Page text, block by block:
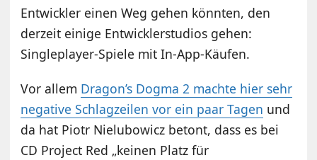
Entwickler einen Weg gehen könnten, den
derzeit einige Entwicklerstudios gehen:
Singleplayer-Spiele mit In-App-Käufen.
Vor allem Dragon’s Dogma 2 machte hier sehr
negative Schlagzeilen vor ein paar Tagen und
da hat Piotr Nielubowicz betont, dass es bei
CD Project Red „keinen Platz für